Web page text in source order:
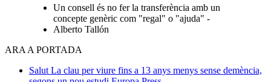
Un consell és no fer la transferència amb un
concepte genèric com "regal" o "ajuda" -
Alberto Tallón
ARA A PORTADA
Salut La clau per viure fins a 13 anys menys sense demència,